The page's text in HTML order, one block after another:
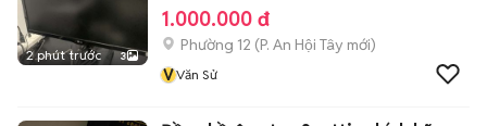
2 phút trước 3
1.000.000 đ
Phường 12 (P. An Hội Tây mới)
VVăn Sử